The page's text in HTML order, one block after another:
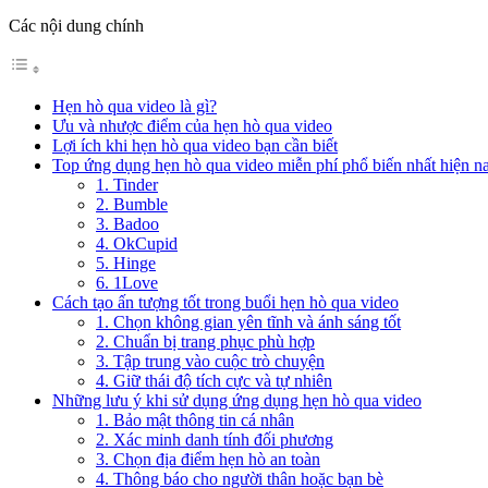
Các nội dung chính
Hẹn hò qua video là gì?
Ưu và nhược điểm của hẹn hò qua video
Lợi ích khi hẹn hò qua video bạn cần biết
Top ứng dụng hẹn hò qua video miễn phí phổ biến nhất hiện
1. Tinder
2. Bumble
3. Badoo
4. OkCupid
5. Hinge
6. 1Love
Cách tạo ấn tượng tốt trong buổi hẹn hò qua video
1. Chọn không gian yên tĩnh và ánh sáng tốt
2. Chuẩn bị trang phục phù hợp
3. Tập trung vào cuộc trò chuyện
4. Giữ thái độ tích cực và tự nhiên
Những lưu ý khi sử dụng ứng dụng hẹn hò qua video
1. Bảo mật thông tin cá nhân
2. Xác minh danh tính đối phương
3. Chọn địa điểm hẹn hò an toàn
4. Thông báo cho người thân hoặc bạn bè